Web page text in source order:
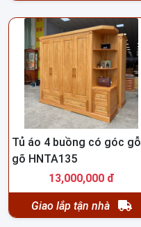
Tủ áo 4 buồng có góc gỗ
gõ HNTA135
13,000,000 đ
Giao lắp tận nhà